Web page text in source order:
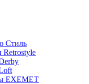
Стиль
Retrostyle
EXEMET